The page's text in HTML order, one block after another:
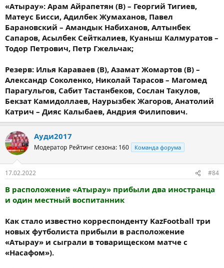
«Атырау»: Арам Айрапетян (В) – Георгий Тигиев,
Матеус Бисси, Адилбек Жумаханов, Павел
Барановский – Амандык Набиханов, Алтынбек
Сапаров, Асылбек Сейткалиев, Куаныш Калмуратов –
Тодор Петрович, Петр Гжельчак;
Резерв: Илья Караваев (В), Азамат Жомартов (В) –
Александр Соколенко, Николай Тарасов – Магомед
Парагульгов, Сабит Тастанбеков, Сослан Такулов,
Бекзат Камидоллаев, Наурызбек Жагоров, Анатолий
Катрич – Дияс Калыбаев, Андрия Филипович.
Ауди2017
Модератор Рейтинг сезона: 160 Команда форума
17.02.2022 #84
В расположение «Атырау» прибыли два иностранца
и один местный воспитанник
Как стало известно корреспонденту KazFootball три
новых футболиста прибыли в расположение
«Атырау» и сыграли в товарищеском матче с
«Насафом»).